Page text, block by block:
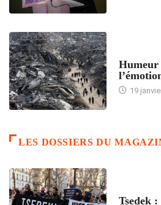
Humeur
19
LES DOSSIERS DU
Tsedek